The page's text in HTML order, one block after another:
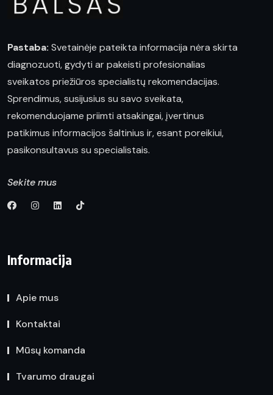
Pastaba: Svetainėje pateikta informacija nėra skirta
diagnozuoti, gydyti ar pakeisti profesionalias
sveikatos priežiūros specialistų rekomendacijas.
Sprendimus, susijusius su savo sveikata,
rekomenduojame priimti atsakingai, įvertinus
patikimus informacijos šaltinius ir, esant poreikiui,
pasikonsultavus su specialistais.
Sekite mus
Informacija
Apie mus
Kontaktai
Mūsų komanda
Tvarumo draugai